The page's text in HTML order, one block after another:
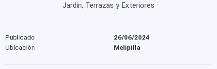
Jardín, Terrazas y Exteriores
Publicado
26/06/2024
Ubicación
Melipilla